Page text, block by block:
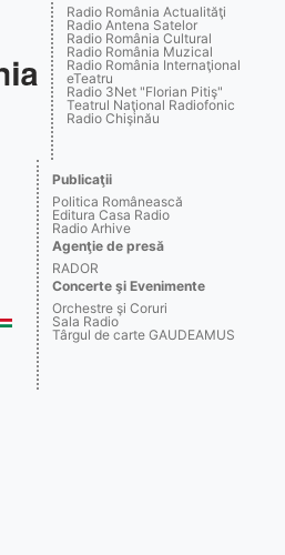
Radio România Actualităţi
Radio Antena Satelor
Radio România Cultural
Radio România Muzical
Radio România Internaţional
eTeatru
Radio 3Net "Florian Pitiş"
Teatrul Naţional Radiofonic
Radio Chişinău
Publicaţii
Politica Românească
Editura Casa Radio
Radio Arhive
Agenţie de presă
RADOR
Concerte şi Evenimente
Orchestre şi Coruri
Sala Radio
Târgul de carte GAUDEAMUS